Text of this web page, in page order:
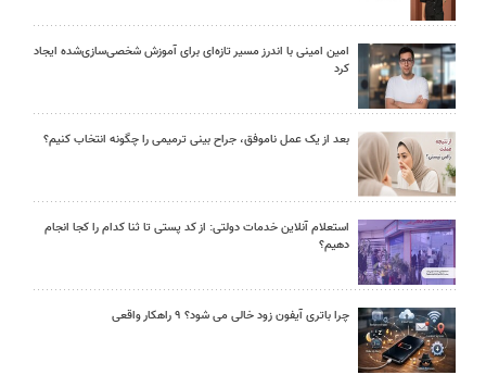
امین امینی با اندرز مسیر تازه‌ای برای آموزش شخصی‌سازی‌شده ایجاد
کرد
بعد از یک عمل ناموفق، جراح بینی ترمیمی را چگونه انتخاب کنیم؟
استعلام آنلاین خدمات دولتی: از کد پستی تا ثنا کدام را کجا انجام
دهیم؟
چرا باتری آیفون زود خالی می شود؟ ۹ راهکار واقعی